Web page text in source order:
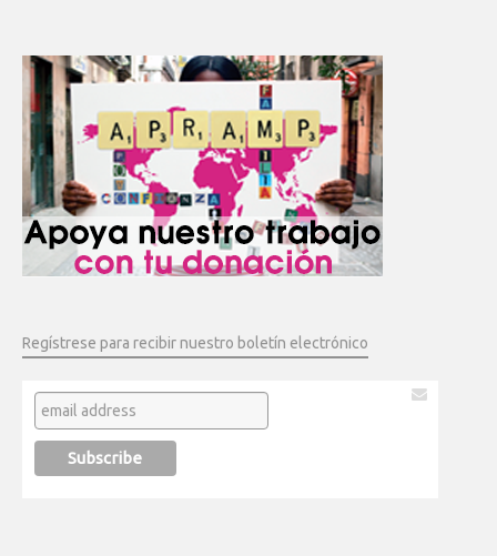
Regístrese para recibir nuestro boletín electrónico